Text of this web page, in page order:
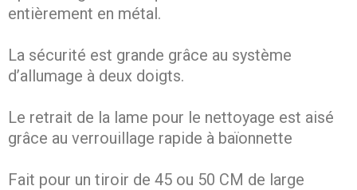
entièrement en métal.
La sécurité est grande grâce au système
d’allumage à deux doigts.
Le retrait de la lame pour le nettoyage est aisé
grâce au verrouillage rapide à baïonnette
Fait pour un tiroir de 45 ou 50 CM de large